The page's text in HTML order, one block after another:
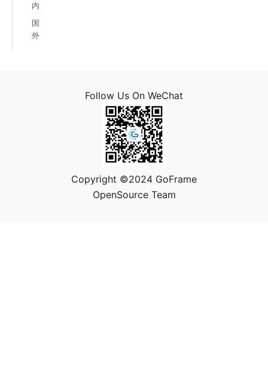
内
国
外
Follow Us On WeChat
Copyright ©2024 GoFrame
OpenSource Team